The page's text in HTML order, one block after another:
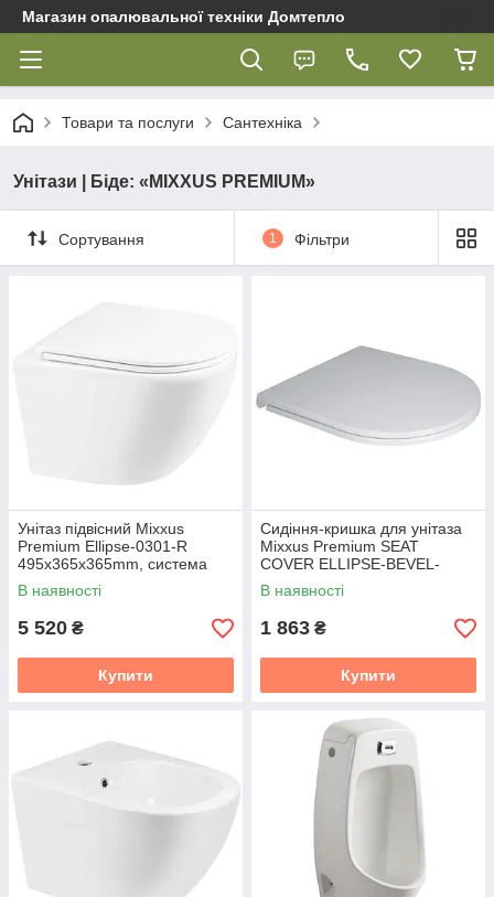
Магазин опалювальної техніки Домтепло
Товари та послуги Сантехніка
Унітази | Біде: «MIXXUS PREMIUM»
Сортування 1 Фільтри
Унітаз підвісний Mixxus
Premium Ellipse-0301-R
495x365x365mm, система
змиву Rimless (MP6460)
В наявності
5 520 ₴
Купити
Сидіння-кришка для унітаза
Mixxus Premium SEAT
COVER ELLIPSE-BEVEL-
WAVE-2001 з мікроліфтом
463х361х50mm (MP6609)
В наявності
1 863 ₴
Купити